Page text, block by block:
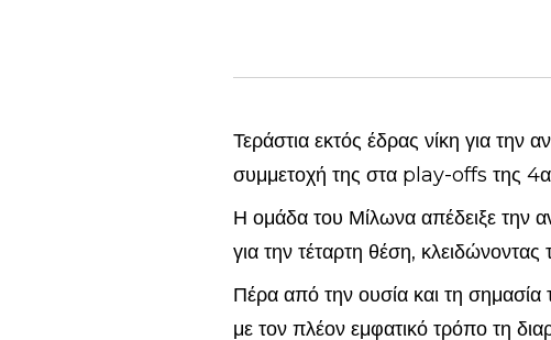
Τεράστια εκτός έδρας νίκη για την
συμμετοχή της στα play-offs της
Η ομάδα του Μίλωνα απέδειξε την
για την τέταρτη θέση, κλειδώνοντας
Πέρα από την ουσία και τη σημασία
με τον πλέον εμφατικό τρόπο τη